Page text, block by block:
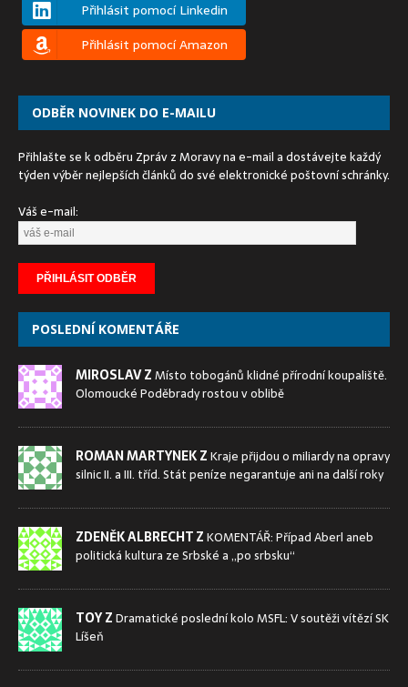
Přihlásit pomocí Linkedin
Přihlásit pomocí Amazon
ODBĚR NOVINEK DO E-MAILU
Přihlašte se k odběru Zpráv z Moravy na e-mail a dostávejte každý
týden výběr nejlepších článků do své elektronické poštovní schránky.
Váš e-mail:
POSLEDNÍ KOMENTÁŘE
MIROSLAV ZMísto tobogánů klidné přírodní koupaliště.
Olomoucké Poděbrady rostou v oblibě
ROMAN MARTYNEK ZKraje přijdou o miliardy na opravy
silnic II. a III. tříd. Stát peníze negarantuje ani na další roky
ZDENĚK ALBRECHT ZKOMENTÁŘ: Případ Aberl aneb
politická kultura ze Srbské a „po srbsku“
TOY ZDramatické poslední kolo MSFL: V soutěži vítězí SK
Líšeň